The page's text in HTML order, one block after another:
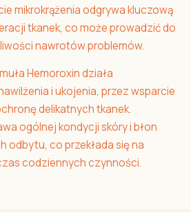
mikrokrążenia odgrywa kluczową
tkanek, co może prowadzić do
nawrotów problemów.
Hemoroxin działa
i ukojenia, przez wsparcie
delikatnych tkanek.
ogólnej kondycji skóry i błon
odbytu, co przekłada się na
codziennych czynności.